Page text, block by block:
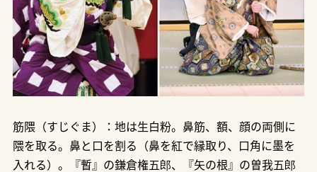
筋隈（すじぐま）：地は生白粉。鼻筋、額、顔の両側に
隈を取る。鼻と口を割る（鼻を紅で縁取り、口角に墨を
入れる）。『暫』の鎌倉権五郎、『矢の根』の曽我五郎